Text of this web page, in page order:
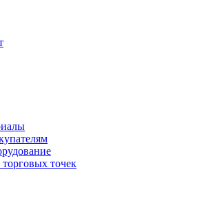
точек